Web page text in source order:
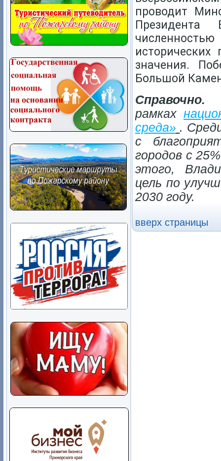
проводит
исторических
значения.
Большой
Справочно.
рамках
среда» .
с
городов с
этого,
цель по
2030 году.
вверх страницы